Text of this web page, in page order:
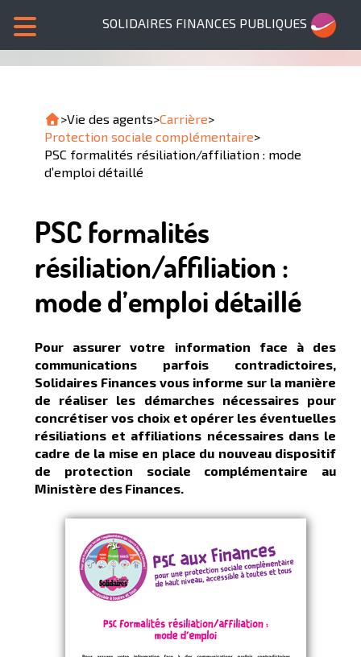
SOLIDAIRES FINANCES PUBLIQUES
>Vie des agents>Carrière>
Protection sociale complémentaire>
PSC formalités résiliation/affiliation : mode
d’emploi détaillé
PSC formalités
résiliation/affiliation :
mode d’emploi détaillé
Pour assurer votre information face à des
communications parfois contradictoires,
Solidaires Finances vous informe sur la manière
de réaliser les démarches nécessaires pour
concrétiser vos choix et opérer les éventuelles
résiliations et affiliations nécessaires dans le
cadre de la mise en place du nouveau dispositif
de protection sociale complémentaire au
Ministère des Finances.